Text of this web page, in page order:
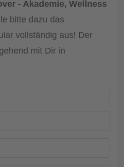
- Akademie, Wellness
bitte dazu das
vollständig aus! Der
mit Dir in